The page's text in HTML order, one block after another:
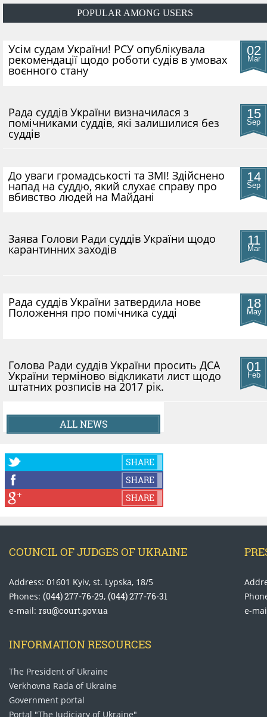
POPULAR AMONG USERS
02
Mar
​Усім судам України! РСУ опублікувала
рекомендації щодо роботи судів в умовах
воєнного стану
15
Sep
Рада суддів України визначилася з
помічниками суддів, які залишилися без
суддів
14
Sep
До уваги громадськості та ЗМІ! Здійснено
напад на суддю, який слухає справу про
вбивство людей на Майдані
11
Mar
​Заява Голови Ради суддів України щодо
карантинних заходів
18
May
Рада суддів України затвердила нове
Положення про помічника судді
01
Feb
Голова Ради суддів України просить ДСА
України терміново відкликати лист щодо
штатних розписів на 2017 рік.
ALL NEWS
SHARE
SHARE
SHARE
COUNCIL OF JUDGES OF UKRAINE
Address: 01601 Kyiv, st. Lypska, 18/5
Phones: (044) 277-76-29, (044) 277-76-31
e-mail: rsu@court.gov.ua
e-
INFORMATION RESOURCES
The President of Ukraine
Verkhovna Rada of Ukraine
Government portal
Portal "The Judiciary of Ukraine"